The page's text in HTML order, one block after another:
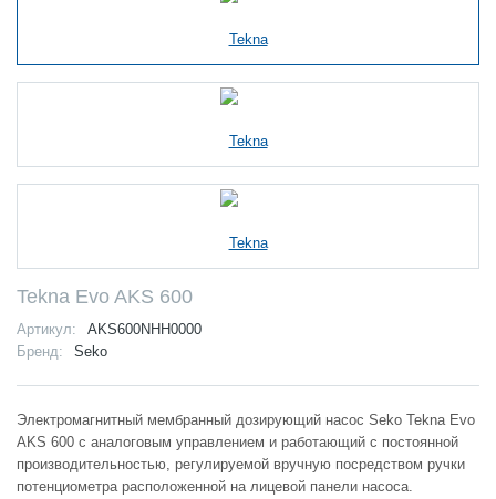
Tekna Evo AKS 600
Артикул:
AKS600NHH0000
Бренд:
Seko
Электромагнитный мембранный дозирующий насос Seko Tekna Evo
AKS 600 с аналоговым управлением и работающий с постоянной
производительностью, регулируемой вручную посредством ручки
потенциометра расположенной на лицевой панели насоса.